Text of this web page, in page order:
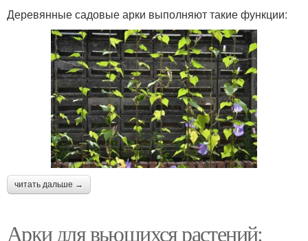
Деревянные садовые арки выполняют такие функции:
читать дальше →
Арки для вьющихся растений: